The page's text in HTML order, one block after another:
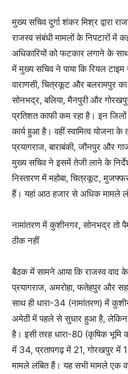
मुख्य सचिव दुर्गा शंकर मिश्र द्वारा
राजस्व संबंधी मामलों के निपटारों में
अधिकारियों को फटकार लगाने के
में मुख्य सचिव ने पाया कि रियल
वाराणसी, चित्रकूट और बलरामपुर
सोनभद्र, बलिया, मैनपुरी और
प्रतिशत काफी कम रहा है। इन
कार्य हुआ है। वहीं स्वामित्व योजना
प्रयागराज, बाराबंकी, जौनपुर और
मुख्य सचिव ने इसमें तेजी लाने के
निस्तारण में महोबा, चित्रकूट,
हैं। यहां आठ हजार से अधिक मामले
नामांतरण में कुशीनगर, सोनभद्र तो
ठीक नहीं
बैठक में सामने आया कि राजस्व वाद
प्रयागराज, अमरोहा, फतेहपुर और
साथ ही धारा-34 (नामांतरण) में
अमेठी में पहले से सुधार हुआ है, लेकिन
है। इसी तरह धारा-80 (कृषिक भूमि
में 34, प्रतापगढ़ में 21, गोरखपुर में
मामले लंबित हैं। यह सभी मामले एक